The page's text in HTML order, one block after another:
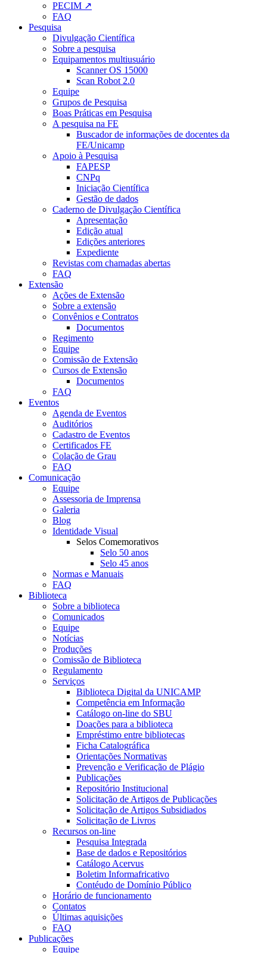
PECIM ↗
FAQ
Pesquisa
Divulgação Científica
Sobre a pesquisa
Equipamentos multiusuário
Scanner OS 15000
Scan Robot 2.0
Equipe
Grupos de Pesquisa
Boas Práticas em Pesquisa
A pesquisa na FE
Buscador de informações de docentes da
FE/Unicamp
Apoio à Pesquisa
FAPESP
CNPq
Iniciação Científica
Gestão de dados
Caderno de Divulgação Científica
Apresentação
Edição atual
Edições anteriores
Expediente
Revistas com chamadas abertas
FAQ
Extensão
Ações de Extensão
Sobre a extensão
Convênios e Contratos
Documentos
Regimento
Equipe
Comissão de Extensão
Cursos de Extensão
Documentos
FAQ
Eventos
Agenda de Eventos
Auditórios
Cadastro de Eventos
Certificados FE
Colação de Grau
FAQ
Comunicação
Equipe
Assessoria de Imprensa
Galeria
Blog
Identidade Visual
Selos Comemorativos
Selo 50 anos
Selo 45 anos
Normas e Manuais
FAQ
Biblioteca
Sobre a biblioteca
Comunicados
Equipe
Notícias
Produções
Comissão de Biblioteca
Regulamento
Serviços
Biblioteca Digital da UNICAMP
Competência em Informação
Catálogo on-line do SBU
Doações para a biblioteca
Empréstimo entre bibliotecas
Ficha Catalográfica
Orientações Normativas
Prevenção e Verificação de Plágio
Publicações
Repositório Institucional
Solicitação de Artigos de Publicações
Solicitação de Artigos Subsidiados
Solicitação de Livros
Recursos on-line
Pesquisa Integrada
Base de dados e Repositórios
Catálogo Acervus
Boletim Informafricativo
Contéudo de Domínio Público
Horário de funcionamento
Contatos
Últimas aquisições
FAQ
Publicações
Equipe